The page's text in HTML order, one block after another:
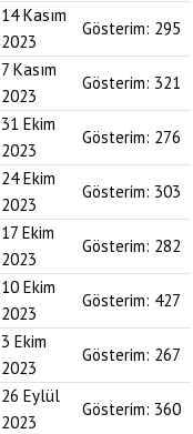
14 Kasım
2023
Gösterim: 295
7 Kasım
2023
Gösterim: 321
31 Ekim
2023
Gösterim: 276
24 Ekim
2023
Gösterim: 303
17 Ekim
2023
Gösterim: 282
10 Ekim
2023
Gösterim: 427
3 Ekim
2023
Gösterim: 267
26 Eylül
2023
Gösterim: 360